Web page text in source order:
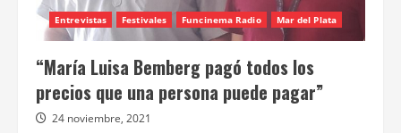
Entrevistas Festivales Funcinema Radio Mar del Plata
“María Luisa Bemberg pagó todos los
precios que una persona puede pagar”
24 noviembre, 2021